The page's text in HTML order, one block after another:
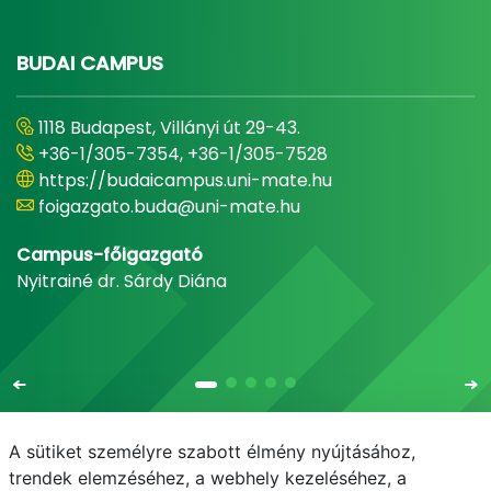
BUDAI CAMPUS
1118 Budapest, Villányi út 29-43.
+36-1/305-7354, +36-1/305-7528
https://budaicampus.uni-mate.hu
foigazgato.buda@uni-mate.hu
Campus-főigazgató
Nyitrainé dr. Sárdy Diána
A sütiket személyre szabott élmény nyújtásához,
trendek elemzéséhez, a webhely kezeléséhez, a